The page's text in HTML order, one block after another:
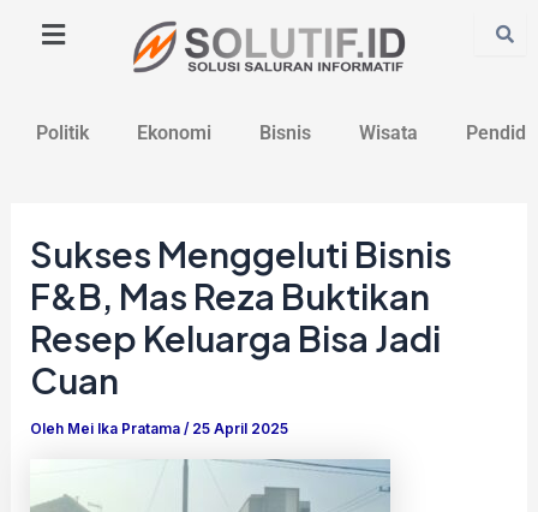
Politik Ekonomi Bisnis Wisata
Sukses Menggeluti Bisnis
F&B, Mas Reza Buktikan
Resep Keluarga Bisa Jadi
Cuan
Oleh Mei Ika Pratama/ 25 April 2025
navigation